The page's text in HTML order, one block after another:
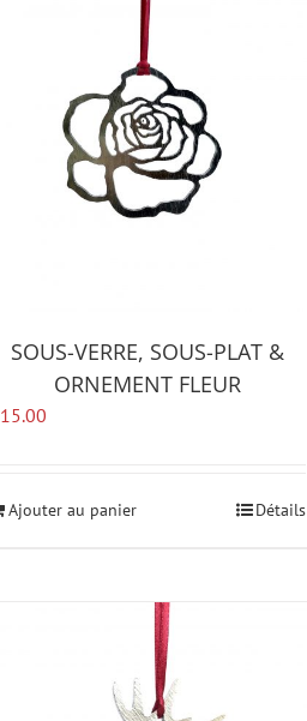
SOUS-VERRE, SOUS-PLAT &
ORNEMENT FLEUR
15.00
Ajouter au panier Détails